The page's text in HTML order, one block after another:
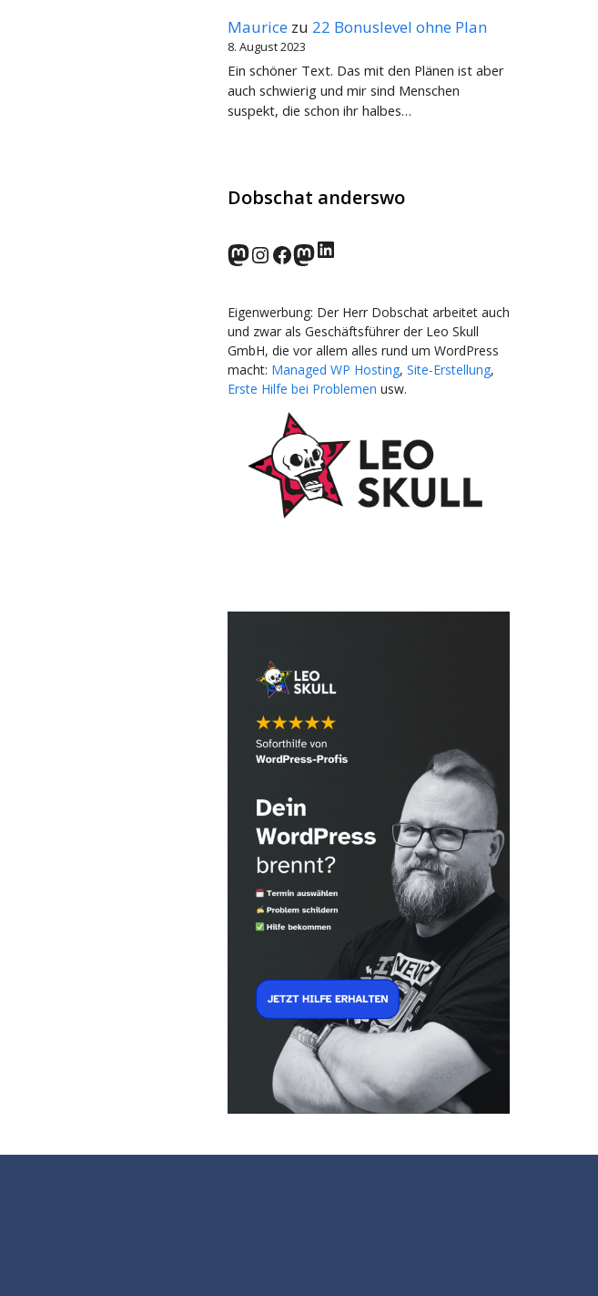
Maurice zu 22 Bonuslevel ohne Plan
8. August 2023
Ein schöner Text. Das mit den Plänen ist aber
auch schwierig und mir sind Menschen
suspekt, die schon ihr halbes…
Dobschat anderswo
norden.social
Instagram
Facebook
wp-punks.social
LinkedIn
Eigenwerbung: Der Herr Dobschat arbeitet auch
und zwar als Geschäftsführer der Leo Skull
GmbH, die vor allem alles rund um WordPress
macht: Managed WP Hosting, Site-Erstellung,
Erste Hilfe bei Problemen usw.